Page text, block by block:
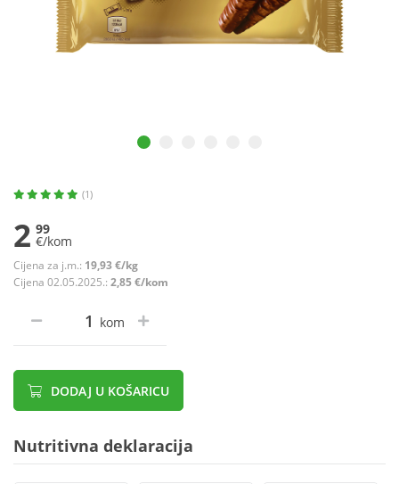
(1)
2 99
€/kom
Cijena za j.m.: 19,93 €/kg
Cijena 02.05.2025.: 2,85 €/kom
kom
DODAJ U KOŠARICU
Nutritivna deklaracija